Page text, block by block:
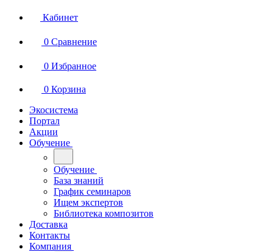
Кабинет
0 Сравнение
0 Избранное
0 Корзина
Экосистема
Портал
Акции
Обучение
Обучение
База знаний
График семинаров
Ищем экспертов
Библиотека композитов
Доставка
Контакты
Компания